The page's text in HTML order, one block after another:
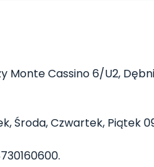
Cassino 6/U2,
Środa, Czwartek, Piątek